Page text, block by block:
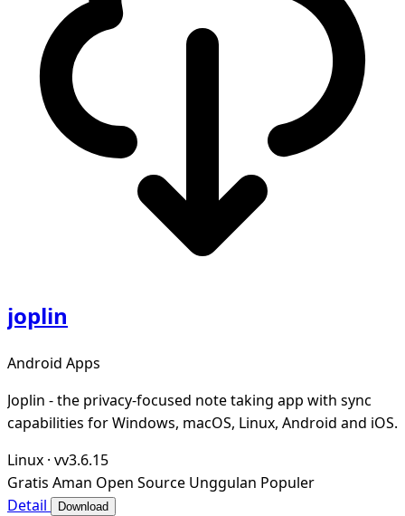
joplin
Android Apps
Joplin - the privacy-focused note taking app with sync
capabilities for Windows, macOS, Linux, Android and iOS.
Linux · vv3.6.15
Gratis Aman Open Source Unggulan Populer
Detail
Download